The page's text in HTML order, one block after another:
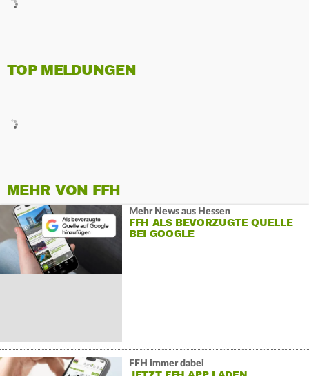
TOP MELDUNGEN
MEHR VON FFH
Mehr News aus Hessen
FFH ALS BEVORZUGTE QUELLE
BEI GOOGLE
FFH immer dabei